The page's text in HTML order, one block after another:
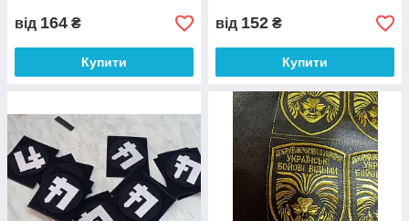
від 164 ₴
Купити
від 152 ₴
Купити